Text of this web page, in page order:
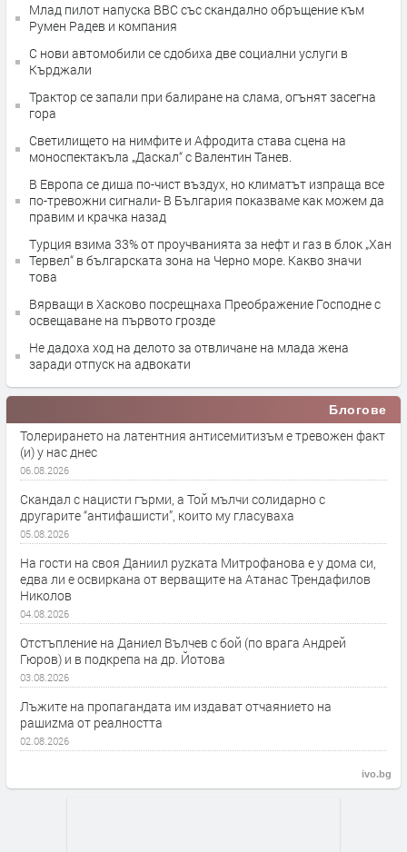
Млад пилот напуска ВВС със скандално обръщение към
Румен Радев и компания
С нови автомобили се сдобиха две социални услуги в
Кърджали
Трактор се запали при балиране на слама, огънят засегна
гора
Светилището на нимфите и Афродита става сцена на
моноспектакъла „Даскал“ с Валентин Танев.
В Европа се диша по-чист въздух, но климатът изпраща все
по-тревожни сигнали- В България показваме как можем да
правим и крачка назад
Турция взима 33% от проучванията за нефт и газ в блок „Хан
Тервел“ в българската зона на Черно море. Какво значи
това
Вярващи в Хасково посрещнаха Преображение Господне с
освещаване на първото грозде
Не дадоха ход на делото за отвличане на млада жена
заради отпуск на адвокати
Блогове
Толерирането на латентния антисемитизъм е тревожен факт
(и) у нас днес
06.08.2026
Скандал с нацисти гърми, а Той мълчи солидарно с
другарите “антифашисти”, които му гласуваха
05.08.2026
На гости на своя Даниил руzката Митрофанова е у дома си,
едва ли е освиркана от верващите на Атанас Трендафилов
Николов
04.08.2026
Отстъпление на Даниел Вълчев с бой (по врага Андрей
Гюров) и в подкрепа на др. Йотова
03.08.2026
Лъжите на пропагандата им издават отчаянието на
рашиzма от реалността
02.08.2026
ivo.bg